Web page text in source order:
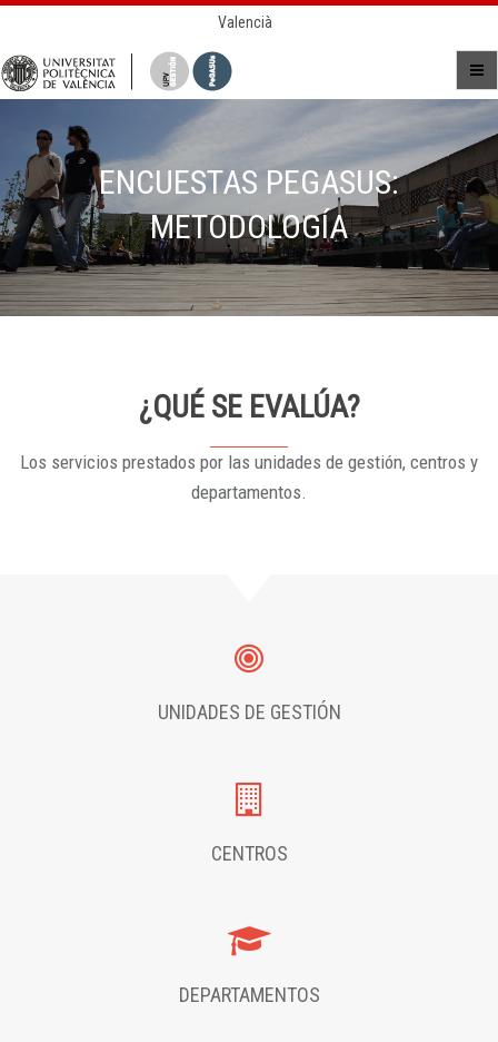
Valencià
ENCUESTAS PEGASUS:
METODOLOGÍA
¿QUÉ SE EVALÚA?
Los servicios prestados por las unidades de gestión, centros y
departamentos.
UNIDADES DE GESTIÓN
CENTROS
DEPARTAMENTOS